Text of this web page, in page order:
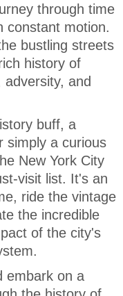
through time
constant motion.
bustling streets
history of
adversity, and
buff, a
simply a curious
New York City
visit list. It's an
ride the vintage
the incredible
of the city's
embark on a